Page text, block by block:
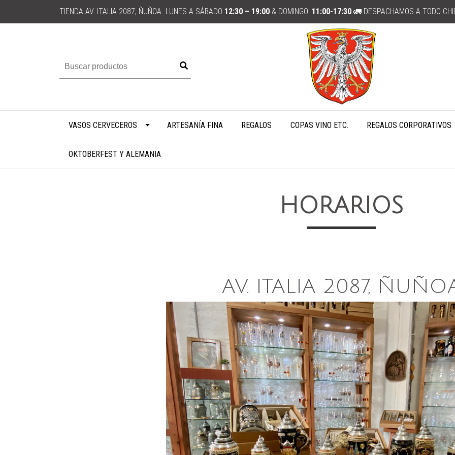
TIENDA AV. ITALIA 2087, ÑUÑOA. LUNES A SÁBADO 12:30 – 19:00 & DOMINGO: 11:00-17:30 🚛 DESPACHAMOS A TODO
VASOS CERVECEROS ARTESANÍA FINA REGALOS COPAS VINO ETC. REGALOS CORPORATIVOS
OKTOBERFEST Y ALEMANIA
HORARIOS
AV. ITALIA 2087,